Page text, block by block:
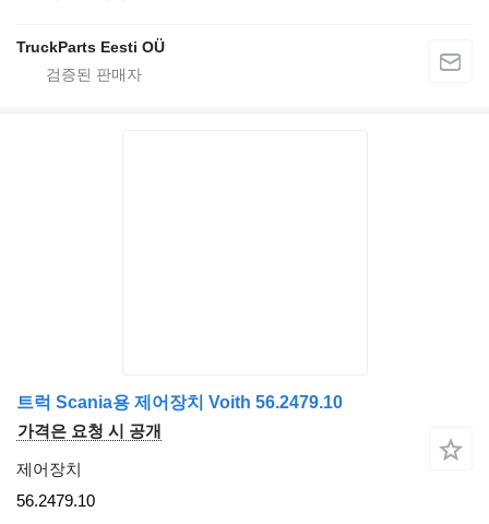
TruckParts Eesti OÜ
트럭 Scania용 제어장치 Voith 56.2479.10
가격은 요청 시 공개
제어장치
56.2479.10